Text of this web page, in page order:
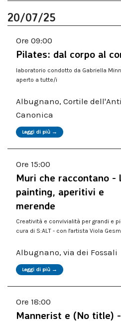
20/07/25
Ore 09:00
Pilates: dal corpo al
laboratorio condotto da Gabriella
aperto a tutte/i
Albugnano, Cortile
Canonica
Leggi di più →
Ore 15:00
Muri che raccontano -
painting, aperitivi e
merende
Creatività e convivialità per grandi e
cura di S:ALT - con l'artista Viola
Albugnano, via dei Fossali
Leggi di più →
Ore 18:00
Mannerist e (No title) -